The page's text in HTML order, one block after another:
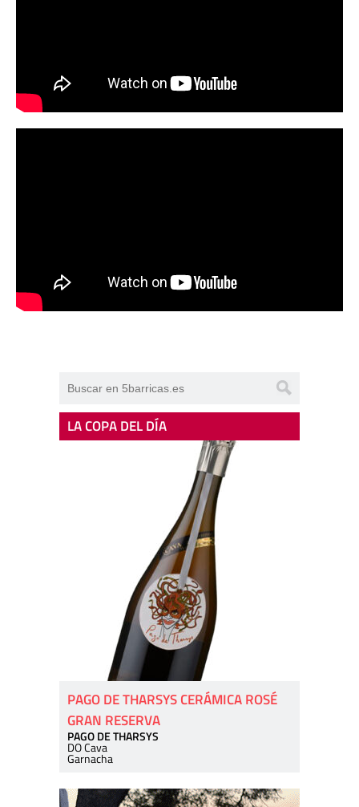
LA COPA DEL DÍA
PAGO DE THARSYS CERÁMICA ROSÉ
GRAN RESERVA
PAGO DE THARSYS
DO Cava
Garnacha